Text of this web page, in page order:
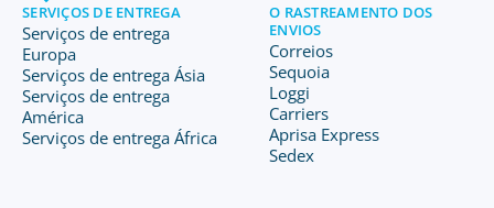
SERVIÇOS DE ENTREGA
Serviços de entrega
Europa
Serviços de entrega Ásia
Serviços de entrega
América
Serviços de entrega África
O RASTREAMENTO DOS
ENVIOS
Correios
Sequoia
Loggi
Carriers
Aprisa Express
Sedex